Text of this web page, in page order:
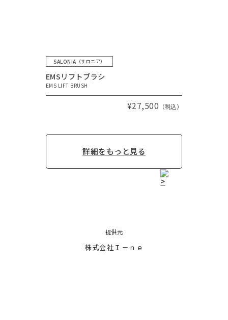
SALONIA （サロニア）
EMSリフトブラシ
EMS LIFT BRUSH
¥27,500 （税込）
詳細をもっと見る
提供元
株式会社Ｉ－ｎｅ